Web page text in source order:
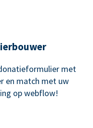
met
en match met uw
op webflow!